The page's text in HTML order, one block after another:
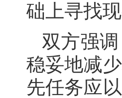
础上寻找
双方强
稳妥地减
先任务应